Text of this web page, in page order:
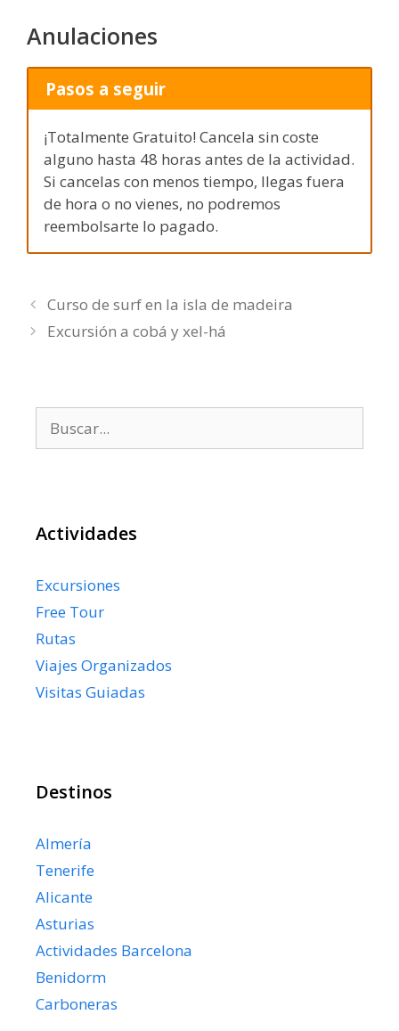
Anulaciones
Pasos a seguir
¡Totalmente Gratuito! Cancela sin coste
alguno hasta 48 horas antes de la actividad.
Si cancelas con menos tiempo, llegas fuera
de hora o no vienes, no podremos
reembolsarte lo pagado.
Curso de surf en la isla de madeira
Excursión a cobá y xel-há
Actividades
Excursiones
Free Tour
Rutas
Viajes Organizados
Visitas Guiadas
Destinos
Almería
Tenerife
Alicante
Asturias
Actividades Barcelona
Benidorm
Carboneras